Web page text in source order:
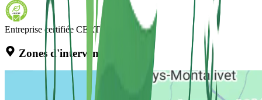
Entreprise certifiée CERTIBIOCIDE
Zones d'intervention